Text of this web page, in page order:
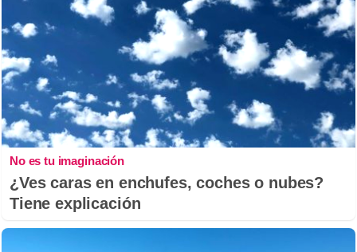
No es tu imaginación
¿Ves caras en enchufes, coches o nubes?
Tiene explicación